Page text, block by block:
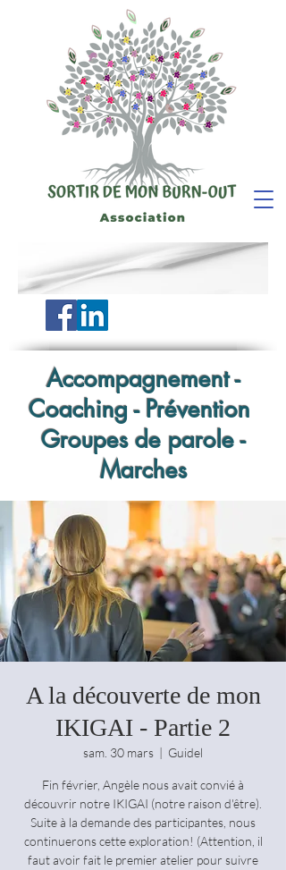
Accompagnement -
Coaching - Prévention
Groupes de parole -
Marches
A la découverte de mon
IKIGAI - Partie 2
sam. 30 mars
  |
Guidel
Fin février, Angèle nous avait convié à
découvrir notre IKIGAI (notre raison d'être).
Suite à la demande des participantes, nous
continuerons cette exploration! (Attention, il
faut avoir fait le premier atelier pour suivre